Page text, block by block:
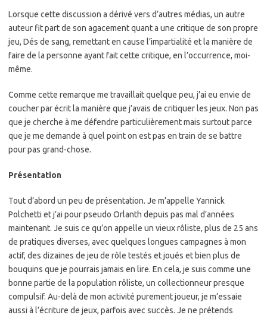
Lorsque cette discussion a dérivé vers d’autres médias, un autre
auteur fit part de son agacement quant a une critique de son propre
jeu, Dés de sang, remettant en cause l’impartialité et la manière de
faire de la personne ayant fait cette critique, en l’occurrence, moi-
même.
Comme cette remarque me travaillait quelque peu, j’ai eu envie de
coucher par écrit la manière que j’avais de critiquer les jeux. Non pas
que je cherche à me défendre particulièrement mais surtout parce
que je me demande à quel point on est pas en train de se battre
pour pas grand-chose.
Présentation
Tout d’abord un peu de présentation. Je m’appelle Yannick
Polchetti et j’ai pour pseudo Orlanth depuis pas mal d’années
maintenant. Je suis ce qu’on appelle un vieux rôliste, plus de 25 ans
de pratiques diverses, avec quelques longues campagnes à mon
actif, des dizaines de jeu de rôle testés et joués et bien plus de
bouquins que je pourrais jamais en lire. En cela, je suis comme une
bonne partie de la population rôliste, un collectionneur presque
compulsif. Au-delà de mon activité purement joueur, je m’essaie
aussi à l’écriture de jeux, parfois avec succès. Je ne prétends